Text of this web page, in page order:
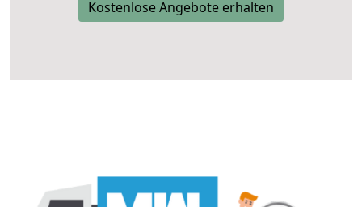
Kostenlose Angebote erhalten